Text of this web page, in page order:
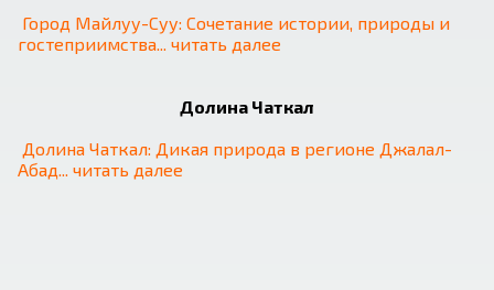
Город Майлуу-Суу: Сочетание истории, природы и
гостеприимства... читать далее
Долина Чаткал
Долина Чаткал: Дикая природа в регионе Джалал-
Абад... читать далее